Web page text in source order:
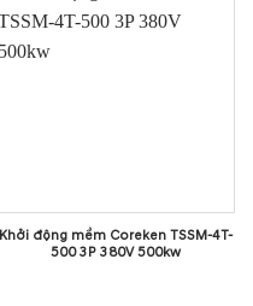
Khởi động mềm Coreken TSSM-4T-
500 3P 380V 500kw